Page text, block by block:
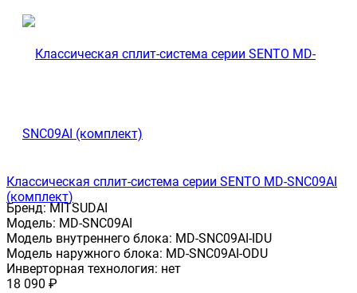
Классическая сплит-система серии SENTO MD-SNC09AI
(комплект)
Бренд: MITSUDAI
Модель: MD-SNC09AI
Модель внутреннего блока: MD-SNC09AI-IDU
Модель наружного блока: MD-SNC09AI-ODU
Инверторная технология: нет
18 090 ₽